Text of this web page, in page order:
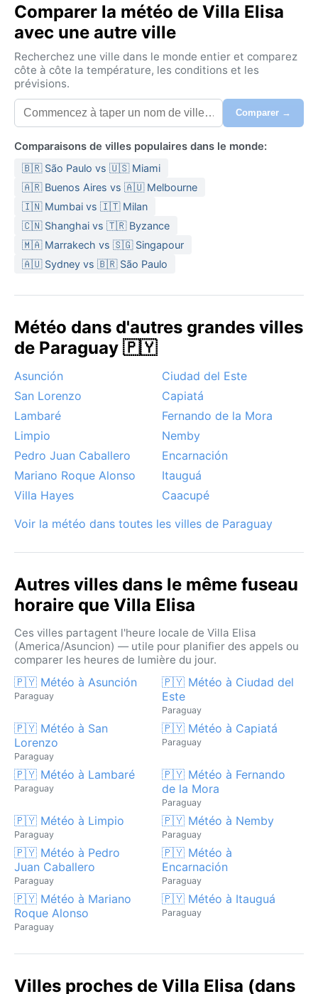
Comparer la météo de Villa Elisa
avec une autre ville
Recherchez une ville dans le monde entier et comparez
côte à côte la température, les conditions et les
prévisions.
Comparer →
Comparaisons de villes populaires dans le monde:
🇧🇷 São Paulo vs 🇺🇸 Miami
🇦🇷 Buenos Aires vs 🇦🇺 Melbourne
🇮🇳 Mumbai vs 🇮🇹 Milan
🇨🇳 Shanghai vs 🇹🇷 Byzance
🇲🇦 Marrakech vs 🇸🇬 Singapour
🇦🇺 Sydney vs 🇧🇷 São Paulo
Météo dans d'autres grandes villes
de Paraguay 🇵🇾
Asunción
Ciudad del Este
San Lorenzo
Capiatá
Lambaré
Fernando de la Mora
Limpio
Nemby
Pedro Juan Caballero
Encarnación
Mariano Roque Alonso
Itauguá
Villa Hayes
Caacupé
Voir la météo dans toutes les villes de Paraguay
Autres villes dans le même fuseau
horaire que Villa Elisa
Ces villes partagent l'heure locale de Villa Elisa
(America/Asuncion) — utile pour planifier des appels ou
comparer les heures de lumière du jour.
🇵🇾 Météo à Asunción
Paraguay
🇵🇾 Météo à Ciudad del
Este
Paraguay
🇵🇾 Météo à San
Lorenzo
Paraguay
🇵🇾 Météo à Capiatá
Paraguay
🇵🇾 Météo à Lambaré
Paraguay
🇵🇾 Météo à Fernando
de la Mora
Paraguay
🇵🇾 Météo à Limpio
Paraguay
🇵🇾 Météo à Nemby
Paraguay
🇵🇾 Météo à Pedro
Juan Caballero
Paraguay
🇵🇾 Météo à
Encarnación
Paraguay
🇵🇾 Météo à Mariano
Roque Alonso
Paraguay
🇵🇾 Météo à Itauguá
Paraguay
Villes proches de Villa Elisa (dans